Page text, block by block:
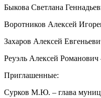
Быкова Светлана
Воротников Алексей
Захаров Алексей
Реуэль Алексей
Приглашенные:
Сурков М.Ю. – глава